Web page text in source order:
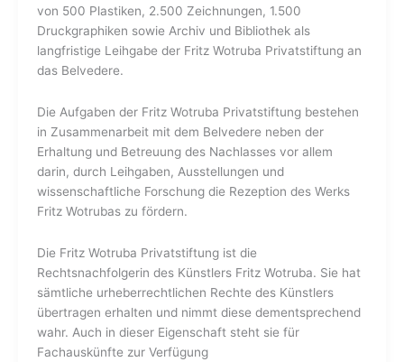
von 500 Plastiken, 2.500 Zeichnungen, 1.500
Druckgraphiken sowie Archiv und Bibliothek als
langfristige Leihgabe der Fritz Wotruba Privatstiftung an
das Belvedere.
Die Aufgaben der Fritz Wotruba Privatstiftung bestehen
in Zusammenarbeit mit dem Belvedere neben der
Erhaltung und Betreuung des Nachlasses vor allem
darin, durch Leihgaben, Ausstellungen und
wissenschaftliche Forschung die Rezeption des Werks
Fritz Wotrubas zu fördern.
Die Fritz Wotruba Privatstiftung ist die
Rechtsnachfolgerin des Künstlers Fritz Wotruba. Sie hat
sämtliche urheberrechtlichen Rechte des Künstlers
übertragen erhalten und nimmt diese dementsprechend
wahr. Auch in dieser Eigenschaft steht sie für
Fachauskünfte zur Verfügung